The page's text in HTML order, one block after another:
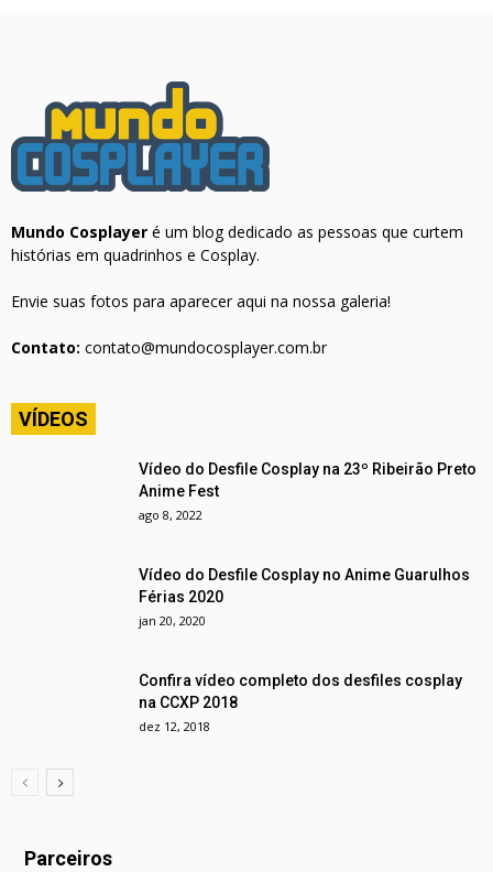
Mundo Cosplayer é um blog dedicado as pessoas que curtem
histórias em quadrinhos e Cosplay.
Envie suas fotos para aparecer aqui na nossa galeria!
Contato: contato@mundocosplayer.com.br
VÍDEOS
Vídeo do Desfile Cosplay na 23º Ribeirão Preto
Anime Fest
ago 8, 2022
Vídeo do Desfile Cosplay no Anime Guarulhos
Férias 2020
jan 20, 2020
Confira vídeo completo dos desfiles cosplay
na CCXP 2018
dez 12, 2018
Parceiros